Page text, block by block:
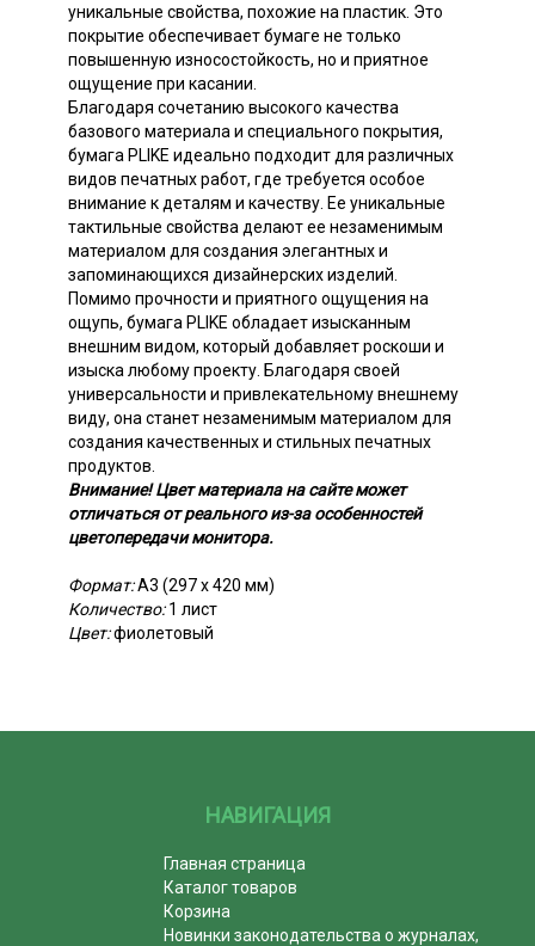
уникальные свойства, похожие на пластик. Это
покрытие обеспечивает бумаге не только
повышенную износостойкость, но и приятное
ощущение при касании.
Благодаря сочетанию высокого качества
базового материала и специального покрытия,
бумага PLIKE идеально подходит для различных
видов печатных работ, где требуется особое
внимание к деталям и качеству. Ее уникальные
тактильные свойства делают ее незаменимым
материалом для создания элегантных и
запоминающихся дизайнерских изделий.
Помимо прочности и приятного ощущения на
ощупь, бумага PLIKE обладает изысканным
внешним видом, который добавляет роскоши и
изыска любому проекту. Благодаря своей
универсальности и привлекательному внешнему
виду, она станет незаменимым материалом для
создания качественных и стильных печатных
продуктов.
Внимание! Цвет материала на сайте может
отличаться от реального из-за особенностей
цветопередачи монитора.
Формат:А3 (297 x 420 мм)
Количество:1 лист
Цвет:фиолетовый
НАВИГАЦИЯ
Главная страница
Каталог товаров
Корзина
Новинки законодательства о журналах,